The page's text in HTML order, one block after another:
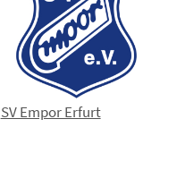
SV Empor Erfurt